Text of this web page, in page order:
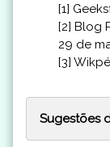
[1]
[2] Blog
29 de
[3]
Sugestões